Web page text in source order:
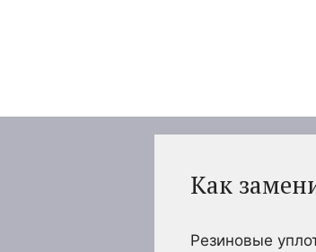
Как
Резиновые